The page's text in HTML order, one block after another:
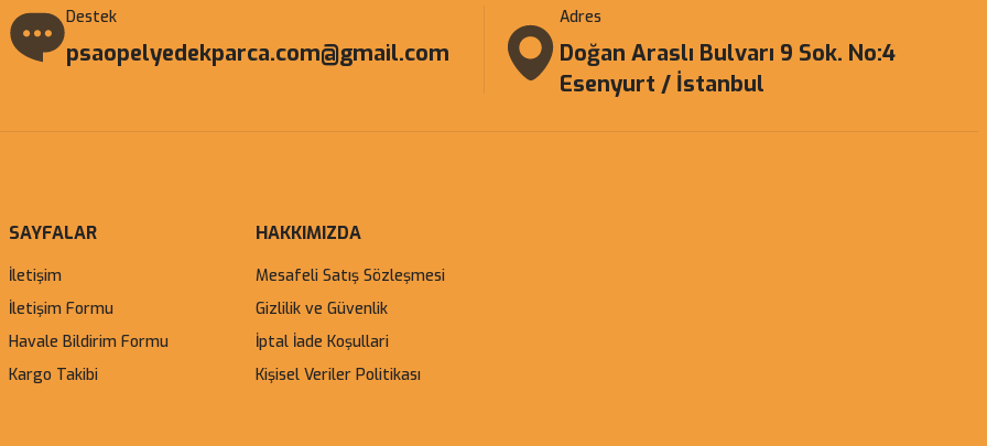
Destek
psaopelyedekparca.com@gmail.com
Adres
Doğan Araslı Bulvarı 9 Sok. No:4
Esenyurt / İstanbul
SAYFALAR
İletişim
İletişim Formu
Havale Bildirim Formu
Kargo Takibi
HAKKIMIZDA
Mesafeli Satış Sözleşmesi
Gizlilik ve Güvenlik
İptal İade Koşullari
Kişisel Veriler Politikası